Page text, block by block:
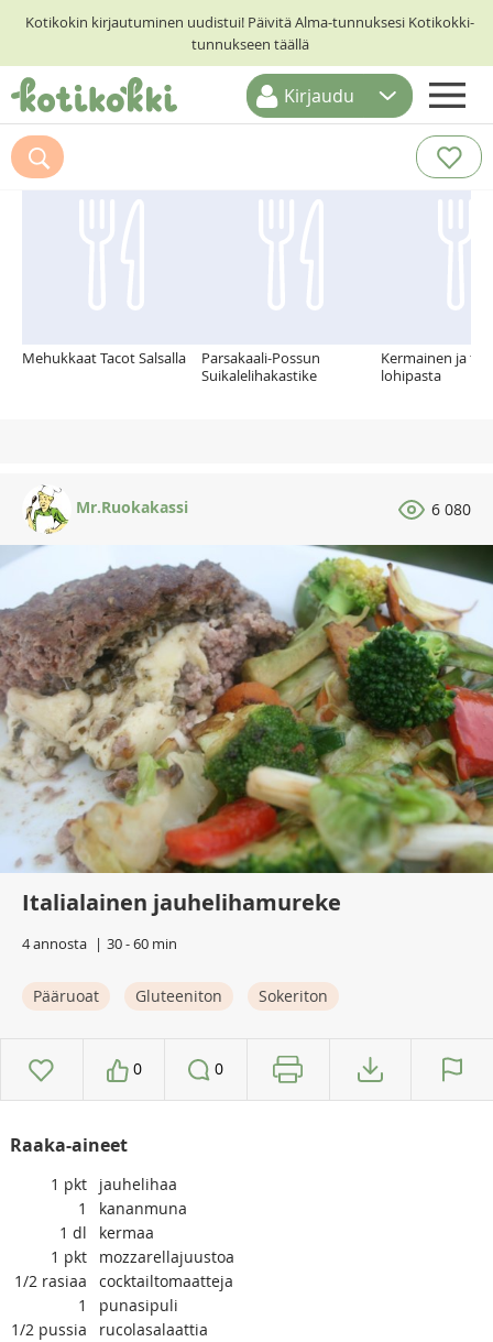
Kotikokin kirjautuminen uudistui! Päivitä Alma-tunnuksesi Kotikokki-
tunnukseen täällä
ETUSIVU
RESEPTIHAKU
Kirjaudu
Suosittelemme myös
Mehukkaat Tacot Salsalla
Parsakaali-Possun
Suikalelihakastike
Kermainen ja
lohipasta
Mr.Ruokakassi 6 080
Italialainen jauhelihamureke
4 annosta 30 - 60 min
Pääruoat Gluteeniton Sokeriton
0 0
Raaka-aineet
1 pkt
jauhelihaa
1
kananmuna
1 dl
kermaa
1 pkt
mozzarellajuustoa
1/2 rasiaa
cocktailtomaatteja
1
punasipuli
1/2 pussia
rucolasalaattia